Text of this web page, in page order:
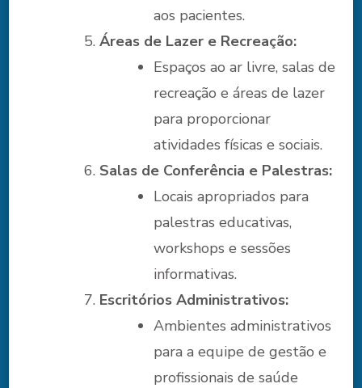
aos pacientes.
Áreas de Lazer e Recreação:
Espaços ao ar livre, salas de
recreação e áreas de lazer
para proporcionar
atividades físicas e sociais.
Salas de Conferência e Palestras:
Locais apropriados para
palestras educativas,
workshops e sessões
informativas.
Escritórios Administrativos:
Ambientes administrativos
para a equipe de gestão e
profissionais de saúde